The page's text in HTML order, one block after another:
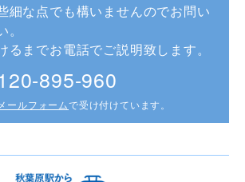
細な点でも構いませんのでお問い
るまでお電話でご説明致します。
895-960
メールフォームで受け付けています。